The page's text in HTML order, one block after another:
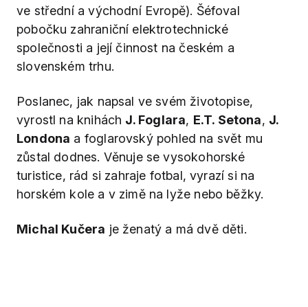
ve střední a východní Evropě). Šéfoval
pobočku zahraniční elektrotechnické
společnosti a její činnost na českém a
slovenském trhu.
Poslanec, jak napsal ve svém životopise,
vyrostl na knihách J. Foglara, E.T. Setona, J.
Londona a foglarovský pohled na svět mu
zůstal dodnes. Věnuje se vysokohorské
turistice, rád si zahraje fotbal, vyrazí si na
horském kole a v zimě na lyže nebo běžky.
Michal Kučera je ženatý a má dvě děti.